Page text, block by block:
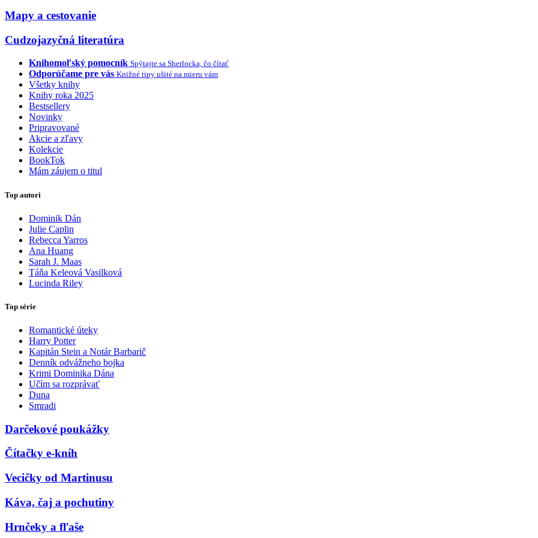
Mapy a cestovanie
Cudzojazyčná literatúra
Knihomoľský pomocník Spýtajte sa Sherlocka, čo čítať
Odporúčame pre vás Knižné tipy ušité na mieru vám
Všetky knihy
Knihy roka 2025
Bestsellery
Novinky
Pripravované
Akcie a zľavy
Kolekcie
BookTok
Mám záujem o titul
Top autori
Dominik Dán
Julie Caplin
Rebecca Yarros
Ana Huang
Sarah J. Maas
Táňa Keleová Vasilková
Lucinda Riley
Top série
Romantické úteky
Harry Potter
Kapitán Stein a Notár Barbarič
Denník odvážneho bojka
Krimi Dominika Dána
Učím sa rozprávať
Duna
Smradi
Darčekové poukážky
Čítačky e-kníh
Vecičky od Martinusu
Káva, čaj a pochutiny
Hrnčeky a fľaše